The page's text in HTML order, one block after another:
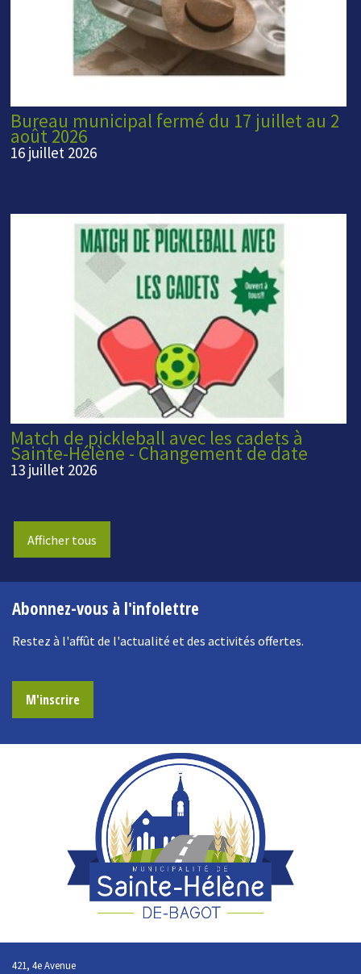
Bureau municipal fermé du 17 juillet au 2
août 2026
16 juillet 2026
Match de pickleball avec les cadets à
Sainte-Hélène - Changement de date
13 juillet 2026
Afficher tous
Abonnez-vous à l'infolettre
Restez à l'affût de l'actualité et des activités offertes.
M'inscrire
421, 4e Avenue